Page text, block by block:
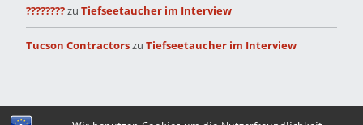
????????zu Tiefseetaucher im Interview
Tucson Contractorszu Tiefseetaucher im Interview